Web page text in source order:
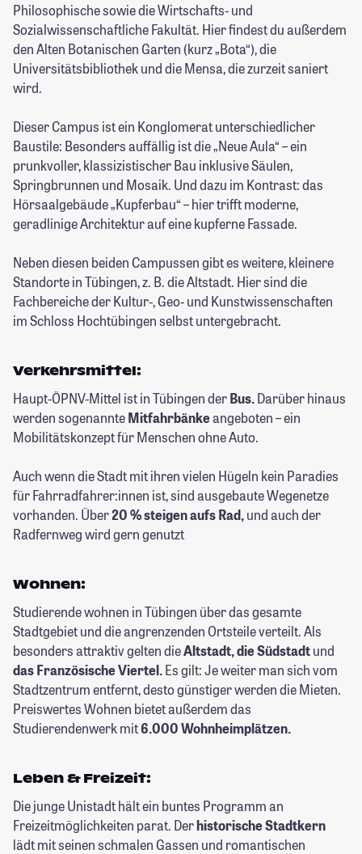
Philosophische sowie die Wirtschafts- und
Sozialwissenschaftliche Fakultät. Hier findest du außerdem
den Alten Botanischen Garten (kurz „Bota“), die
Universitätsbibliothek und die Mensa, die zurzeit saniert
wird.
Dieser Campus ist ein Konglomerat unterschiedlicher
Baustile: Besonders auffällig ist die „Neue Aula“ – ein
prunkvoller, klassizistischer Bau inklusive Säulen,
Springbrunnen und Mosaik. Und dazu im Kontrast: das
Hörsaalgebäude „Kupferbau“ – hier trifft moderne,
geradlinige Architektur auf eine kupferne Fassade.
Neben diesen beiden Campussen gibt es weitere, kleinere
Standorte in Tübingen, z. B. die Altstadt. Hier sind die
Fachbereiche der Kultur-, Geo- und Kunstwissenschaften
im Schloss Hochtübingen selbst untergebracht.
Verkehrsmittel:
Haupt-ÖPNV-Mittel ist in Tübingen derBus.Darüber hinaus
werden sogenannteMitfahrbänkeangeboten – ein
Mobilitätskonzept für Menschen ohne Auto.
Auch wenn die Stadt mit ihren vielen Hügeln kein Paradies
für Fahrradfahrer:innen ist, sind ausgebaute Wegenetze
vorhanden. Über20 % steigen aufs Rad,und auch der
Radfernweg wird gern genutzt
Wohnen:
Studierende wohnen in Tübingen über das gesamte
Stadtgebiet und die angrenzenden Ortsteile verteilt. Als
besonders attraktiv gelten dieAltstadt, die Südstadtund
das Französische Viertel.Es gilt: Je weiter man sich vom
Stadtzentrum entfernt, desto günstiger werden die Mieten.
Preiswertes Wohnen bietet außerdem das
Studierendenwerk mit6.000 Wohnheimplätzen.
Leben & Freizeit:
Die junge Unistadt hält ein buntes Programm an
Freizeitmöglichkeiten parat. Derhistorische Stadtkern
lädt mit seinen schmalen Gassen und romantischen